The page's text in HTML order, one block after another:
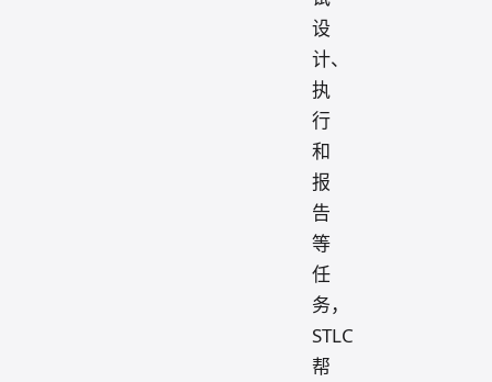
设
计、
执
行
和
报
告
等
任
务，
STLC
帮